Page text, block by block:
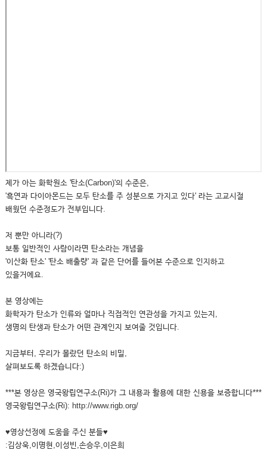
제가 아는 화학원소 '탄소(Carbon)'의 수준은,
'흑연과 다이아몬드는 모두 탄소를 주 성분으로 가지고 있다' 라는 고교시절
배웠던 수준정도가 전부입니다.
저 뿐만 아니라(?)
보통 일반적인 사람이라면 탄소라는 개념을
'이산화 탄소' '탄소 배출량' 과 같은 단어를 들어본 수준으로 인지하고
있을거에요.
본 영상에는
화학자가 탄소가 인류와 얼마나 직접적인 연관성을 가지고 있는지,
생명의 탄생과 탄소가 어떤 관계인지 보여줄 것입니다.
지금부터, 우리가 몰랐던 탄소의 비밀,
살펴보도록 하겠습니다:)
***본 영상은 영국왕립연구소(Ri)가 그 내용과 활용에 대한 신용을 보증합니다***
영국왕립연구소(Ri): http://www.rigb.org/
♥영상선정에 도움을 주신 분들♥
:김상욱,이명현,이성빈,손승우,이은희